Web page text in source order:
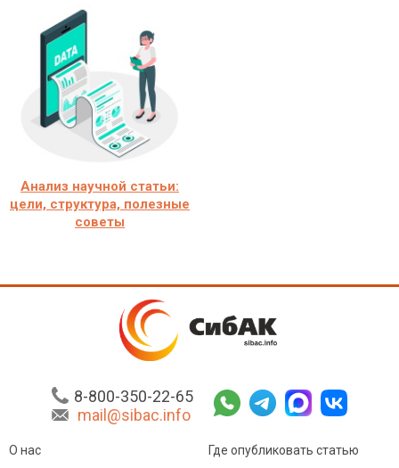
Анализ научной статьи:
цели, структура, полезные
советы
8-800-350-22-65
mail@sibac.info
О нас
Где опубликовать статью